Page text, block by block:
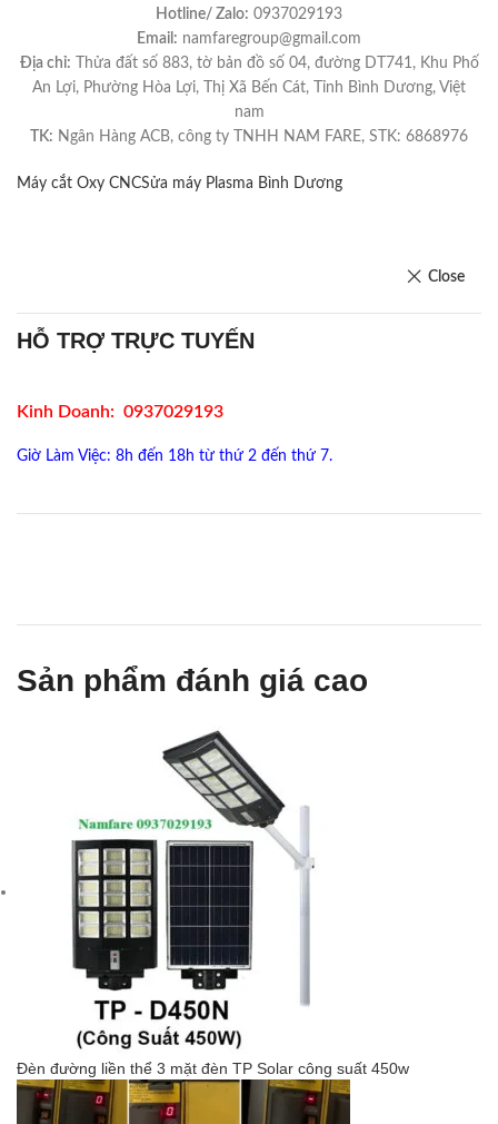
Hotline/ Zalo: 0937029193
Email: namfaregroup@gmail.com
Địa chỉ: Thửa đất số 883, tờ bản đồ số 04, đường DT741, Khu Phố
An Lợi, Phường Hòa Lợi, Thị Xã Bến Cát, Tỉnh Bình Dương, Việt
nam
TK: Ngân Hàng ACB, công ty TNHH NAM FARE, STK: 6868976
Máy cắt Oxy CNCSửa máy Plasma Bình Dương
Close
HỖ TRỢ TRỰC TUYẾN
Kinh Doanh: 0937029193
Giờ Làm Việc: 8h đến 18h từ thứ 2 đến thứ 7.
Sản phẩm đánh giá cao
Đèn đường liền thể 3 mặt đèn TP Solar công suất 450w